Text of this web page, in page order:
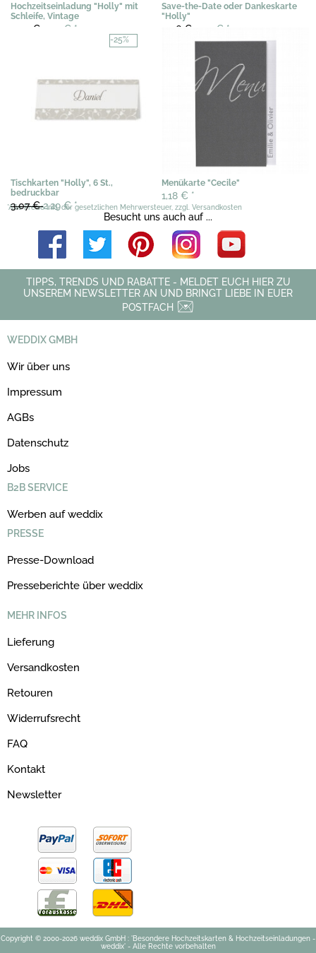
Hochzeitseinladung "Holly" mit
Schleife, Vintage
3,02 € 2,29 € *
Save-the-Date oder Dankeskarte
"Holly"
0,46 € 0,22 € *
-25%
Tischkarten "Holly", 6 St.,
bedruckbar
3,07 €2,29 €*
Menükarte "Cecile"
1,18 € *
*Alle Preise inkl. der gesetzlichen Mehrwersteuer, zzgl. Versandkosten
Besucht uns auch auf ...
TIPPS, TRENDS UND RABATTE - MELDET EUCH HIER ZU
UNSEREM NEWSLETTER AN UND BRINGT LIEBE IN EUER
POSTFACH
WEDDIX GMBH
Wir über uns
Impressum
AGBs
Datenschutz
Jobs
B2B SERVICE
Werben auf weddix
PRESSE
Presse-Download
Presseberichte über weddix
MEHR INFOS
Lieferung
Versandkosten
Retouren
Widerrufsrecht
FAQ
Kontakt
Newsletter
Copyright © 2000-2026 weddix GmbH : 'Besondere Hochzeitskarten & Hochzeitseinladungen -
weddix' - Alle Rechte vorbehalten